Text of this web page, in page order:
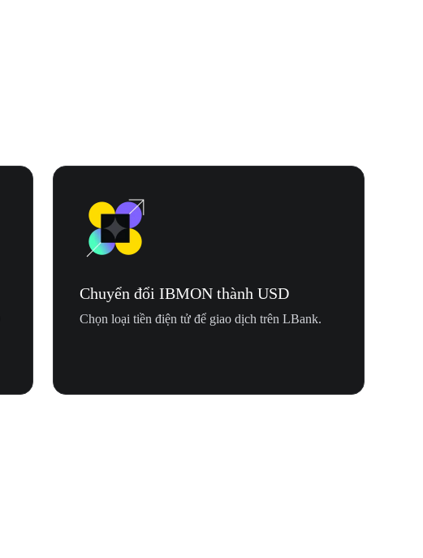
Chuyển đổi IBMON thành USD
Chọn loại tiền điện tử để giao dịch trên LBank.